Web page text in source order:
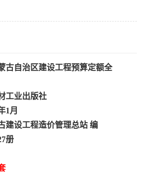
古自治区建设工程预算定额全
工业出版社
1月
建设工程造价管理总站 编
册
额
额
上海建设预算工程定额
定额